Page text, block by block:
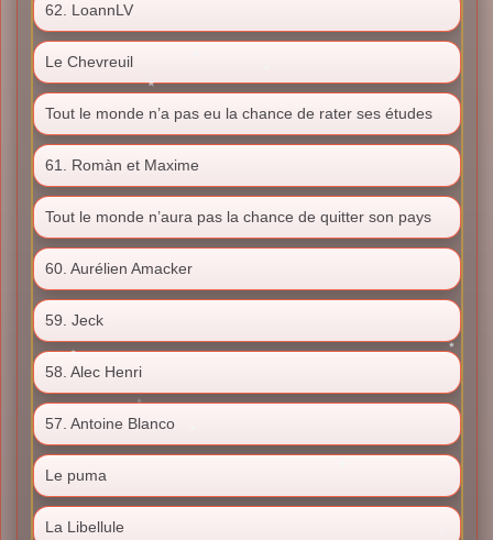
62. LoannLV
Le Chevreuil
Tout le monde n’a pas eu la chance de rater ses études
61. Romàn et Maxime
Tout le monde n’aura pas la chance de quitter son pays
60. Aurélien Amacker
59. Jeck
58. Alec Henri
57. Antoine Blanco
Le puma
La Libellule